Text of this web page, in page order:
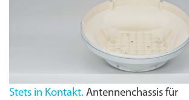
Stets in Kontakt. Antennenchassis für